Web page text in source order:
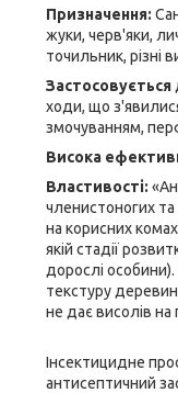
Призначення:
жуки, черв'яки,
точильник, різні
Застосовується
ходи, що
змочуванням,
Висока
Властивості:
членистоногих
на корисних
якій стадії
дорослі
текстуру
не дає висолів
Інсектицидне
антисептичний